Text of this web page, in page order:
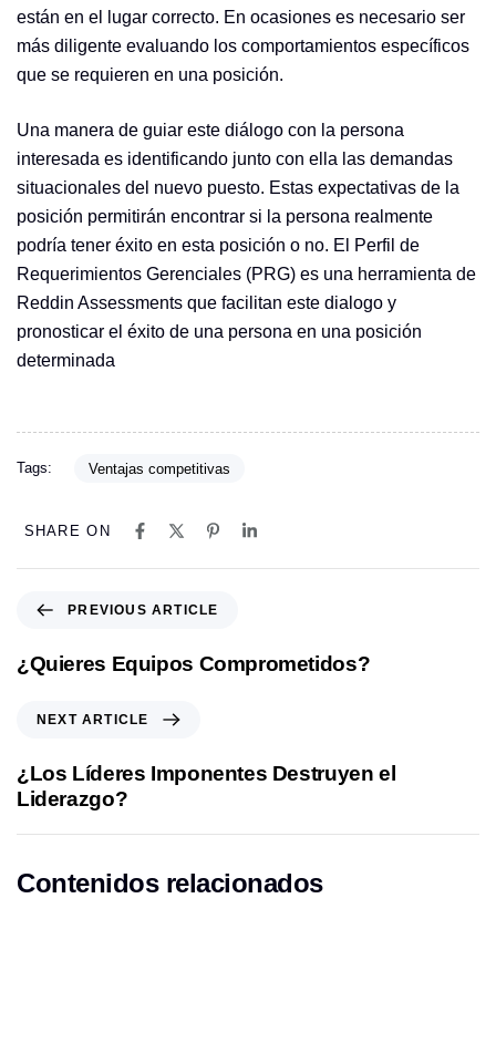
están en el lugar correcto. En ocasiones es necesario ser
más diligente evaluando los comportamientos específicos
que se requieren en una posición.
Una manera de guiar este diálogo con la persona
interesada es identificando junto con ella las demandas
situacionales del nuevo puesto. Estas expectativas de la
posición permitirán encontrar si la persona realmente
podría tener éxito en esta posición o no. El Perfil de
Requerimientos Gerenciales (PRG) es una herramienta de
Reddin Assessments que facilitan este dialogo y
pronosticar el éxito de una persona en una posición
determinada
Tags: Ventajas competitivas
SHARE ON
v
s
A
r
i
PREVIOUS ARTICLE
¿Quieres Equipos Comprometidos?
t
r
i
NEXT ARTICLE
¿Los Líderes Imponentes Destruyen el
Liderazgo?
Contenidos relacionados